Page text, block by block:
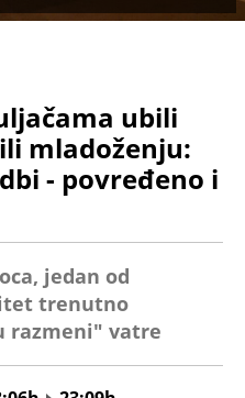
ubili
mladoženju:
- povređeno i
jedan od
trenutno
razmeni" vatre